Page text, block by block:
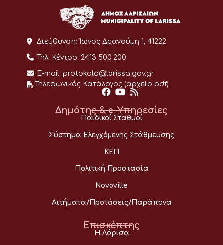
Διεύθυνση: Ίωνος Δραγούμη 1, 41222
Τηλ. Κέντρο: 2413 500 200
E-mail: protokolo@larissa.gov.gr
Τηλεφωνικός Κατάλογος (αρχείο pdf)
Δημότης & e-Υπηρεσίες
Παιδικοί Σταθμοί
Σύστημα Ελεγχόμενης Στάθμευσης
ΚΕΠ
Πολιτική Προστασία
Novoville
Αιτήματα/Προτάσεις/Παράπονα
Επισκέπτης
Η Λάρισα